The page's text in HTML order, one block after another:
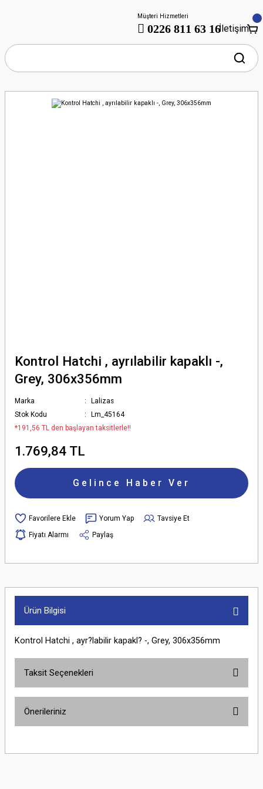
Müşteri Hizmetleri
0226 811 63 16İletişim
Kontrol Hatchi , ayrılabilir kapaklı -,
Grey, 306x356mm
Marka
Lalizas
Stok Kodu
Lm_45164
*191,56 TL den başlayan taksitlerle!!
1.769,84 TL
Gelince Haber Ver
Yorum Yap
Tavsiye Et
Fiyatı Alarmı
Paylaş
Ürün Bilgisi
Kontrol Hatchi , ayr?labilir kapakl? -, Grey, 306x356mm
Taksit Seçenekleri
Önerileriniz
yetersiz gördüğünüz noktaları öneri formunu kullanarak tarafımıza